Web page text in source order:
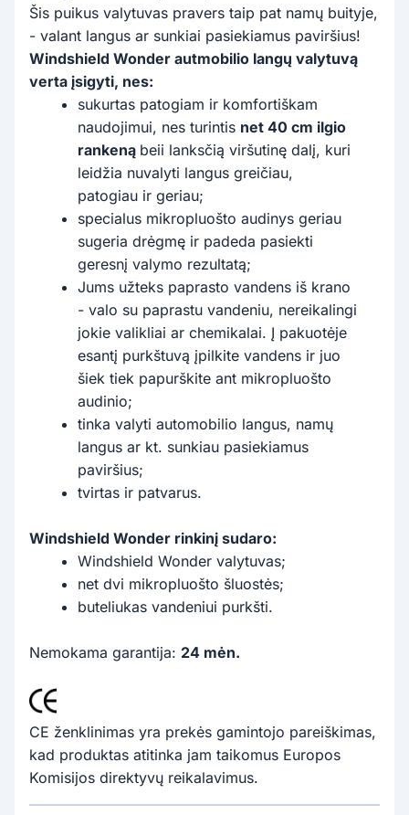
Šis puikus valytuvas pravers taip pat namų buityje,
- valant langus ar sunkiai pasiekiamus paviršius!
Windshield Wonder autmobilio langų valytuvą
verta įsigyti, nes:
sukurtas patogiam ir komfortiškam
naudojimui, nes turintis net 40 cm ilgio
rankeną beii lanksčią viršutinę dalį, kuri
leidžia nuvalyti langus greičiau,
patogiau ir geriau;
specialus mikropluošto audinys geriau
sugeria drėgmę ir padeda pasiekti
geresnį valymo rezultatą;
Jums užteks paprasto vandens iš krano
- valo su paprastu vandeniu, nereikalingi
jokie valikliai ar chemikalai. Į pakuotėje
esantį purkštuvą įpilkite vandens ir juo
šiek tiek papurškite ant mikropluošto
audinio;
tinka valyti automobilio langus, namų
langus ar kt. sunkiau pasiekiamus
paviršius;
tvirtas ir patvarus.
Windshield Wonder rinkinį sudaro:
Windshield Wonder valytuvas;
net dvi mikropluošto šluostės;
buteliukas vandeniui purkšti.
Nemokama garantija: 24 mėn.
CE ženklinimas yra prekės gamintojo pareiškimas,
kad produktas atitinka jam taikomus Europos
Komisijos direktyvų reikalavimus.